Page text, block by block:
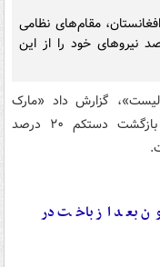
مقام‌های نظامی
می‌گویند که تاکنون دست‌کم ۲۰درصد نیروهای خود را از این
گزارش داد «مارک
میلی»، فرماندهی ستاد مرکزی آمریکا، از بازگشت دستکم ۲۰ درصد
بعد از باخت در